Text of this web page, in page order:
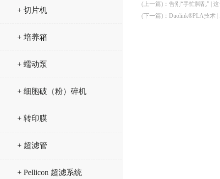
+ 切片机
+ 培养箱
+ 蠕动泵
+ 细胞破（粉）碎机
+ 转印膜
+ 超滤管
+ Pellicon 超滤系统
(上一篇) ： 告别“手忙脚乱” |
(下一篇) ： Duolink®PLA技术